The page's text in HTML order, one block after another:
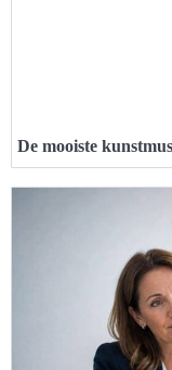
De mooiste